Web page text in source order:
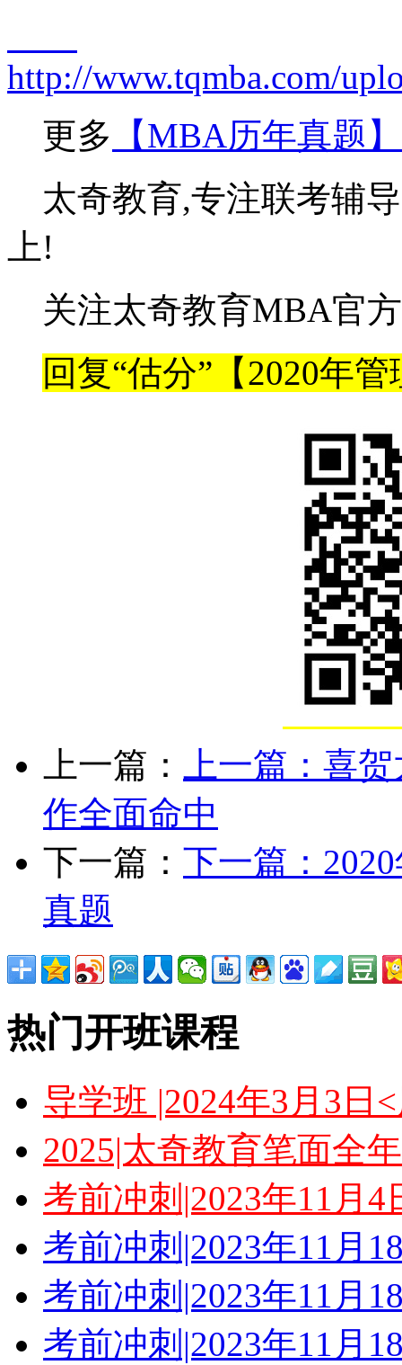
http://www.tqmba.com/
更多 【MBA历年真题】
太奇教育,专注联考辅
上!
关注太奇教育MBA官方
回复“估分”【2020年
上一篇： 上一篇： 喜贺
作全面命中
下一篇： 下一篇：
真题
热门开班课程
导学班 |2024年3月3日
2025|太奇教育笔面全
考前冲刺|2023年11月
考前冲刺|2023年11月
考前冲刺|2023年11月
考前冲刺|2023年11月